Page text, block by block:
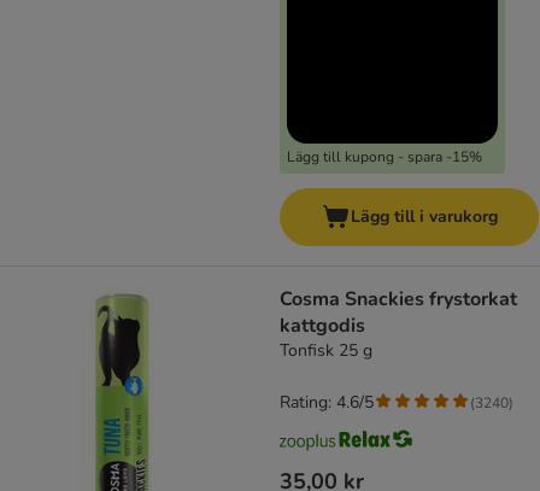
Lägg till kupong - spara -15%
Lägg till i varukorg
Cosma Snackies frystorkat
kattgodis
Tonfisk 25 g
35,00 kr
Rating: 4.6/5 (3240)